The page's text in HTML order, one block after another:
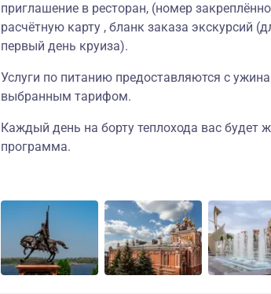
приглашение в ресторан, (номер
расчётную карту , бланк заказа экскурсий
первый день круиза).
Услуги по питанию предоставляются с ужина
выбранным тарифом.
Каждый день на борту теплохода вас будет
программа.